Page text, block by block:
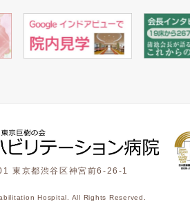
東京都渋谷区神宮前6-26-1
Hospital. All Rights Reserved.